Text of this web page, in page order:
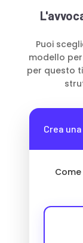
Puoi
modello
per questo
Crea